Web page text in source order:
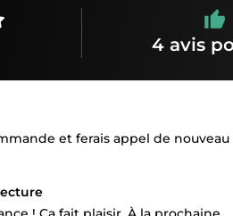
4 avis
et ferais appel de